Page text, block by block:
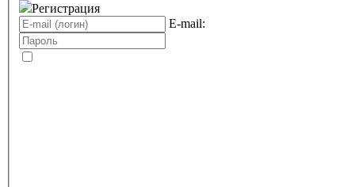
Регистрация
E-mail: